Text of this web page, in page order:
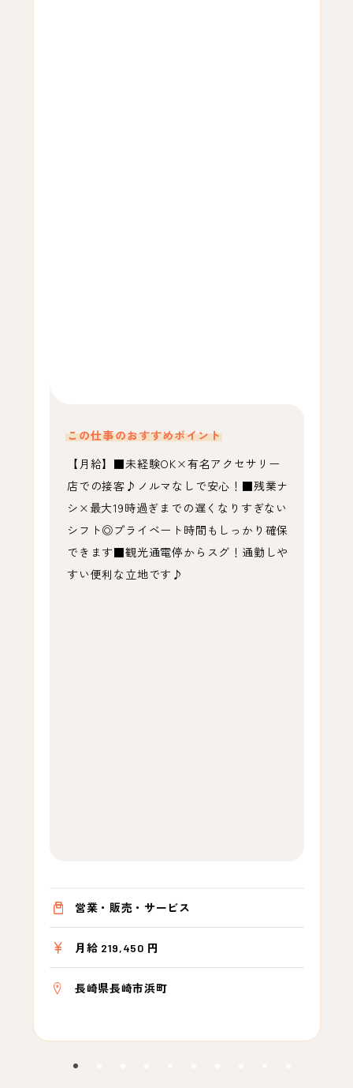
この仕事のおすすめポイント
【月給】■未経験OK×有名アクセサリー
店での接客♪ノルマなしで安心！■残業ナ
シ×最大19時過ぎまでの遅くなりすぎない
シフト◎プライベート時間もしっかり確保
できます■観光通電停からスグ！通勤しや
すい便利な立地です♪
営業・販売・サービス
月給 219,450 円
長崎県長崎市浜町